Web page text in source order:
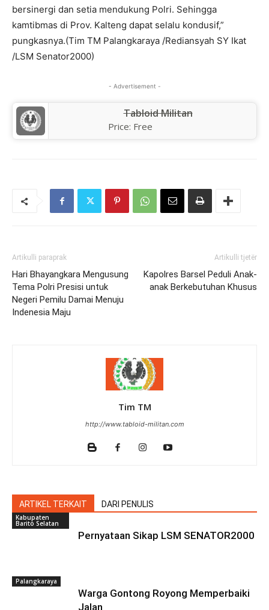
bersinergi dan setia mendukung Polri. Sehingga
kamtibmas di Prov. Kalteng dapat selalu kondusif,”
pungkasnya.(Tim TM Palangkaraya /Rediansyah SY Ikat
/LSM Senator2000)
- Advertisement -
Tabloid Militan
Price: Free
Artikulli paraprak
Hari Bhayangkara Mengusung
Tema Polri Presisi untuk
Negeri Pemilu Damai Menuju
Indenesia Maju
Artikulli tjetër
Kapolres Barsel Peduli Anak-
anak Berkebutuhan Khusus
Tim TM
http://www.tabloid-militan.com
ARTIKEL TERKAIT DARI PENULIS
Kabupaten
Barito Selatan
Pernyataan Sikap LSM SENATOR2000
Palangkaraya
Warga Gontong Royong Memperbaiki
Jalan